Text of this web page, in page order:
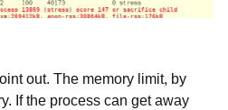
out. The memory limit, by
If the process can get away